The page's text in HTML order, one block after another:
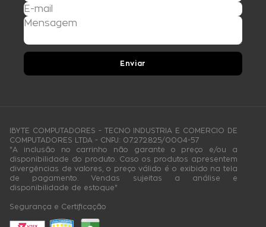
Enviar
IBYTE COMPUTADORES - TECNO INDUSTRIA E COMERCIO DE
COMPUTADORES LTDA - CNPJ: 07.272.825/0004-57
"A inclusão no carrinho não garante o preço e/ou a
disponibilidade do produto. Caso os produtos apresentem
divergências de valores, o preço válido é o exibido na tela
de pagamento. Vendas sujeitas a análise e
disponibilidade de estoque"
Segurança e Certificação